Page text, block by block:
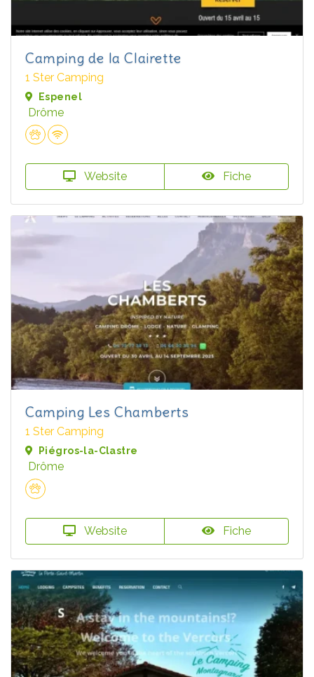
Camping de la Clairette
1 Ster Camping
Espenel
Drôme
Website Fiche
Camping Les Chamberts
1 Ster Camping
Piégros-la-Clastre
Drôme
Website Fiche